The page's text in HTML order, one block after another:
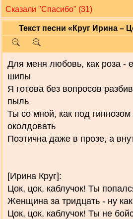
Сказали "Cпасибо" (31)
Текст песни «Круг Ирина –
Для меня любовь, как роза -
шипы
Я готова без вопросов
пыль
Ты со мной, как под гипнозом
околдовать
Поэтична даже в прозе, а
[Ирина Круг]:
Цок, цок, каблучок! Ты
Женщина за тридцать - ну
Цок, цок, каблучок! Ты не